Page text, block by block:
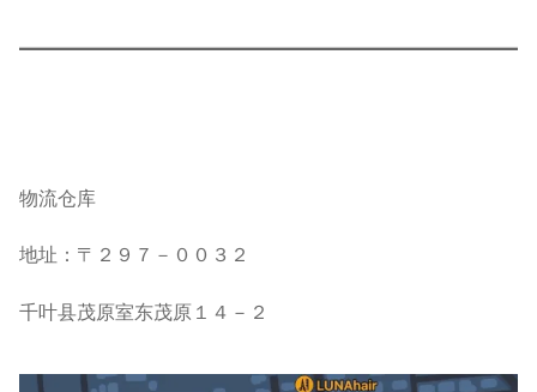
物流仓库
地址：〒２９７－００３２
千叶县茂原室东茂原１４－２